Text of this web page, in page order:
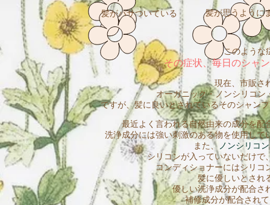
髪がパサついている 髪が思うように
このような
その症状、毎日のシャ
現在、市販さ
オーガニック・ノンシリコン
ですが、髪に良いとされているそのシャン
最近よく言われる自然由来の成分を配
洗浄成分には強い刺激のある物を使用し
また、 ノンシリコン
シリコンが入っていないだけで
コンディショナーにはシリコ
髪に優しいとされ
優しい洗浄成分が配合さ
補修成分が配合され